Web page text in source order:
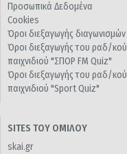
Προσωπικά Δεδομένα
Cookies
Όροι διεξαγωγής διαγωνισμών
Όροι διεξαγωγής του ραδ/κού
παιχνιδιού "ΣΠΟΡ FM Quiz"
Όροι διεξαγωγής του ραδ/κού
παιχνιδιού "Sport Quiz"
SITES ΤΟΥ ΟΜΙΛΟΥ
skai.gr